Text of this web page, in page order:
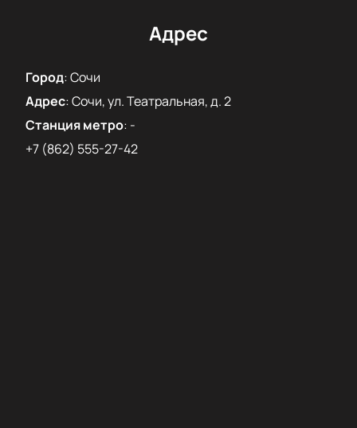
Адрес
Город:Сочи
Адрес:Сочи, ул. Театральная, д. 2
Станция метро: -
+7 (862) 555-27-42